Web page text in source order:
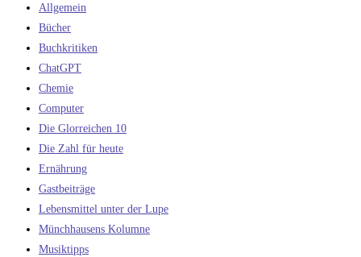
Allgemein
Bücher
Buchkritiken
ChatGPT
Chemie
Computer
Die Glorreichen 10
Die Zahl für heute
Ernährung
Gastbeiträge
Lebensmittel unter der Lupe
Münchhausens Kolumne
Musiktipps